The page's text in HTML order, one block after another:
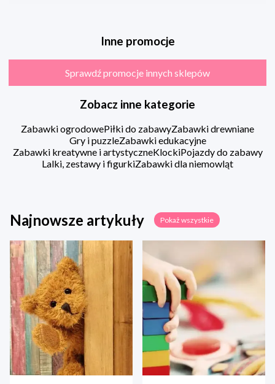
Inne promocje
Sprawdź promocje innych sklepów
Zobacz inne kategorie
Zabawki ogrodowePiłki do zabawyZabawki drewniane
Gry i puzzleZabawki edukacyjne
Zabawki kreatywne i artystyczneKlockiPojazdy do zabawy
Lalki, zestawy i figurkiZabawki dla niemowląt
Najnowsze artykuły Pokaż wszystkie